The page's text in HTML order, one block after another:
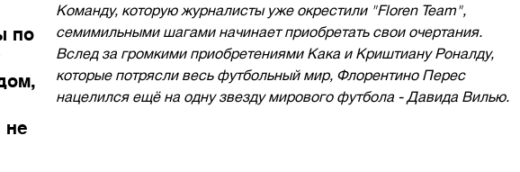
по
не
Команду, которую журналисты уже окрестили "Floren Team",
семимильными шагами начинает приобретать свои очертания.
Вслед за громкими приобретениями Кака и Криштиану Роналду,
которые потрясли весь футбольный мир, Флорентино Перес
нацелился ещё на одну звезду мирового футбола - Давида Вилью.